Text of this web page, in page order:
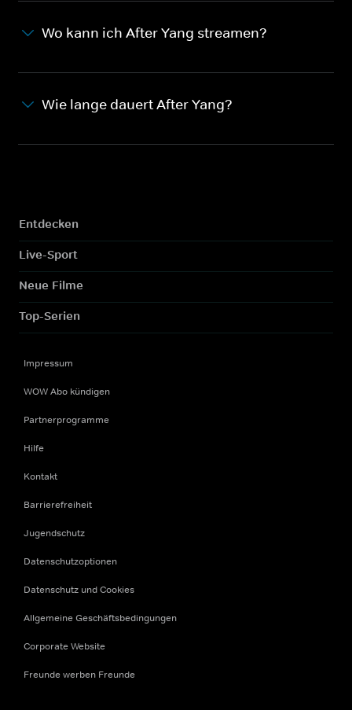
Wo kann ich After Yang streamen?
Wie lange dauert After Yang?
Entdecken
Live-Sport
Neue Filme
Top-Serien
Impressum
WOW Abo kündigen
Partnerprogramme
Hilfe
Kontakt
Barrierefreiheit
Jugendschutz
Datenschutzoptionen
Datenschutz und Cookies
Allgemeine Geschäftsbedingungen
Corporate Website
Freunde werben Freunde